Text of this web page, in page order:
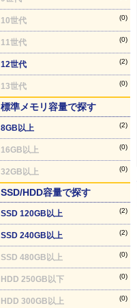
10世代 (0)
11世代 (0)
12世代 (2)
13世代 (0)
標準メモリ容量で探す
8GB以上 (2)
16GB以上 (0)
32GB以上 (0)
SSD/HDD容量で探す
SSD 120GB以上 (2)
SSD 240GB以上 (2)
SSD 480GB以上 (0)
HDD 250GB以下 (0)
HDD 300GB以上 (0)